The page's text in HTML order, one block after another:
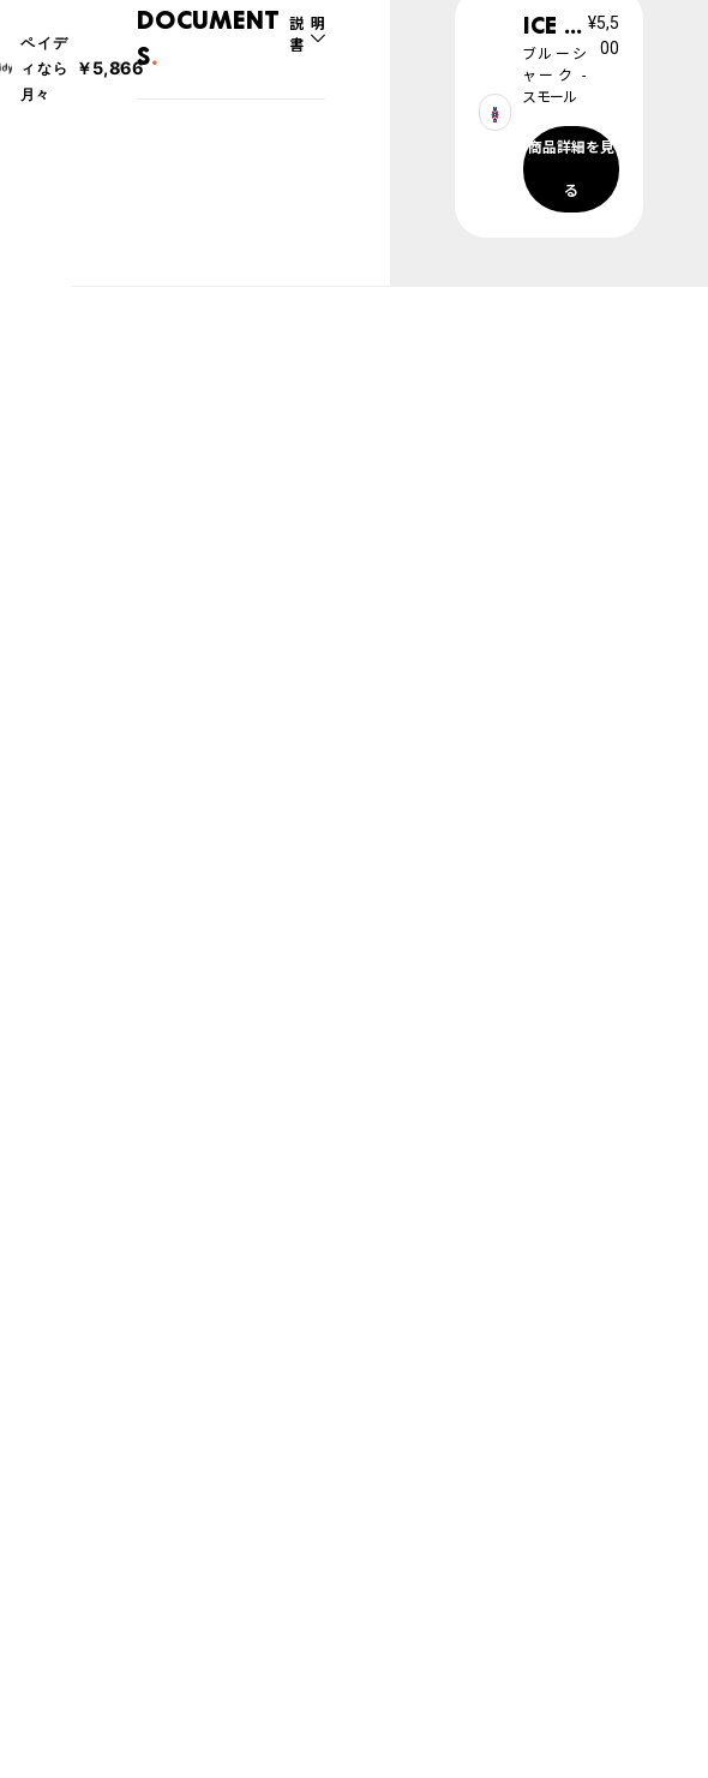
ペイデ
ィなら
月々
￥5,866
庫状況により異なり、
・弊社物流センターからの発送
・系列店舗から取り寄せ後に
発送
Document
s
説明
書
ICE learning
ブルーシ
ャーク -
スモール
¥5,5
00
商品詳細を見
る